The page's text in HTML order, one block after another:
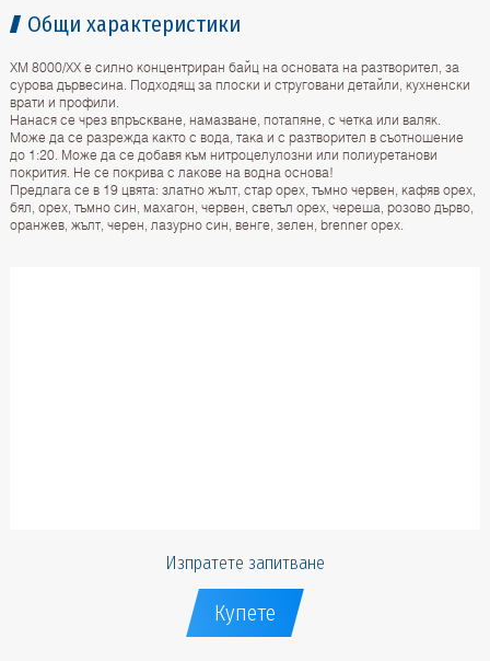
Общи характеристики
ХМ 8000/ХХ е силно концентриран байц на основата на разтворител, за
сурова дървесина. Подходящ за плоски и струговани детайли, кухненски
врати и профили.
Нанася се чрез впръскване, намазване, потапяне, с четка или валяк.
Може да се разрежда както с вода, така и с разтворител в съотношение
до 1:20. Може да се добавя към нитроцелулозни или полиуретанови
покрития. Не се покрива с лакове на водна основа!
Предлага се в 19 цвята: златно жълт, стар орех, тъмно червен, кафяв орех,
бял, орех, тъмно син, махагон, червен, светъл орех, череша, розово дърво,
оранжев, жълт, черен, лазурно син, венге, зелен, brenner орех.
Изпратете запитване
Купете